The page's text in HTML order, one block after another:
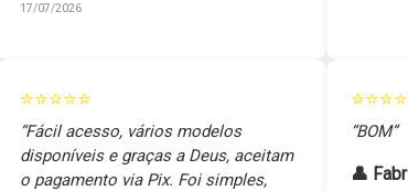
17/07/2026
⭐⭐⭐⭐⭐
“Fácil acesso, vários modelos
disponíveis e graças a Deus, aceitam
o pagamento via Pix. Foi simples,
“BOM”
👤